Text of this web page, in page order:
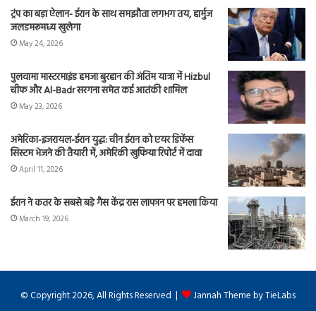
ट्रंप का बड़ा ऐलान- ईरान के साथ समझौता लगभग तय, हार्मुज
जलडमरूमध्य खुलेगा
May 24, 2026
पुलवामा मास्टरमाइंड हमजा बुरहान की अंतिम यात्रा में Hizbul
चीफ और Al-Badr सरगना समेत कई आतंकी शामिल
May 23, 2026
अमेरिका-इजरायल-ईरान युद्ध: चीन ईरान को एयर डिफेंस
सिस्टम भेजने की तैयारी में, अमेरिकी खुफिया रिपोर्ट में दावा
April 11, 2026
ईरान ने कतर के सबसे बड़े गैस केंद्र रास लाफान पर हमला किया
March 19, 2026
© Copyright 2026, All Rights Reserved | Jannah Theme by TieLabs